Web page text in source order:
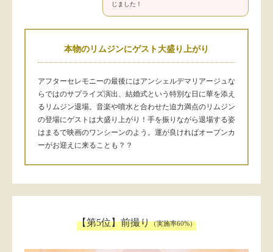
じました！
本物のリムジンにゲスト大盛り上がり
アフターセレモニーの最後にはアンシェルデマリアージュな
らではのサプライズ演出、結婚式という特別な日に華を添え
るリムジン退場。音楽や噴水と合わせた迫力満点のリムジン
の登場にゲストは大盛り上がり！手を振りながら退場する姿
はまるで映画のワンシーンのよう。運が良ければオープンカ
ーがお迎えに来ることも？？
【第5位】前撮り（実施率60%）